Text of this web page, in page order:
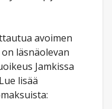
avoimen
läsnäolevan
Jamkissa
lisää